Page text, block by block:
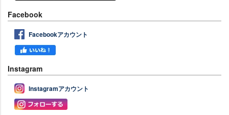
Facebook
Facebookアカウント
Instagram
Instagramアカウント